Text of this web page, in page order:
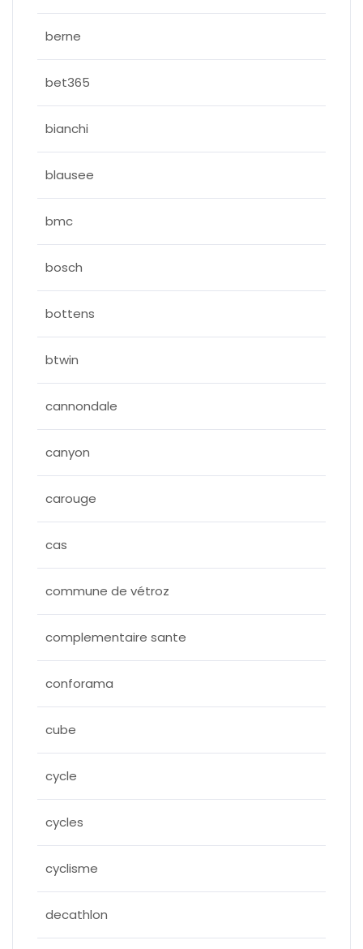
berne
bet365
bianchi
blausee
bmc
bosch
bottens
btwin
cannondale
canyon
carouge
cas
commune de vétroz
complementaire sante
conforama
cube
cycle
cycles
cyclisme
decathlon